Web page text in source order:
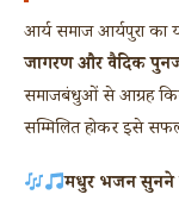
आर्य समाज आर्यपुरा
जागरण और वैदिक
समाजबंधुओं से आग्रह
सम्मिलित होकर इसे
मधुर भजन सुनने